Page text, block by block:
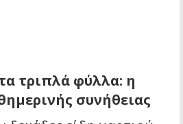
τριπλά φύλλα: η
συνήθειας